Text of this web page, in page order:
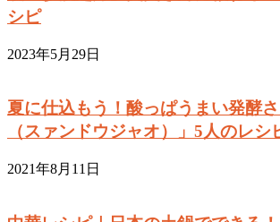
シピ
2023年5月29日
夏に仕込もう！酸っぱうまい発酵
（スァンドウジャオ）」5人のレシ
2021年8月11日